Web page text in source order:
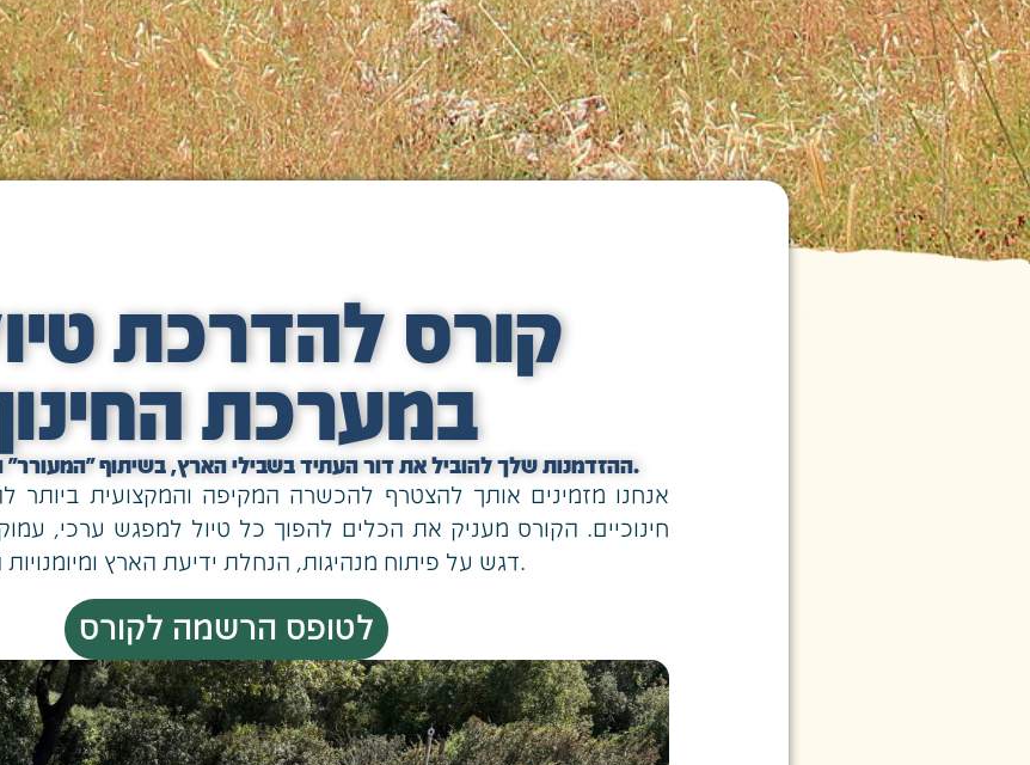
קורס להדרכת
במערכת
ההזדמנות שלך להוביל את דור העתיד בשבילי הארץ, בשיתוף "המעורר" והחברה להגנת הטבע.
אנחנו מזמינים אותך להצטרף להכשרה המקיפה והמקצועית ביותר
חינוכיים. הקורס מעניק את הכלים להפוך כל טיול למפגש ערכי,
דגש על פיתוח מנהיגות, הנחלת ידיעת הארץ ומיומנויות הדרכה מגוונת ועשירות.
לטופס הרשמה לקורס